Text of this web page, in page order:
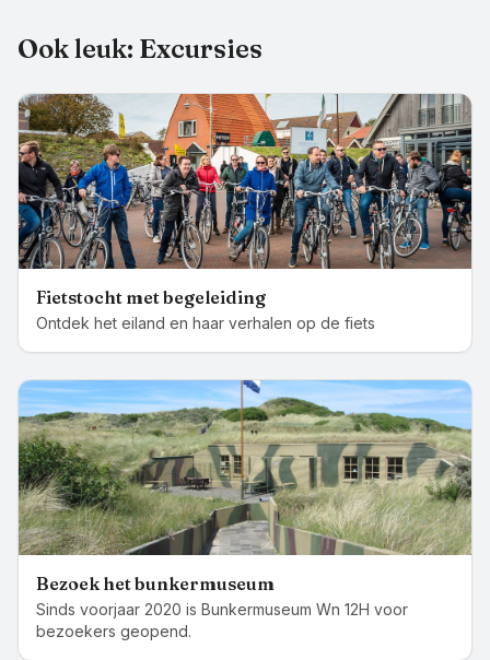
Ook leuk: Excursies
Fietstocht met begeleiding
Ontdek het eiland en haar verhalen op de fiets
Bezoek het bunkermuseum
Sinds voorjaar 2020 is Bunkermuseum Wn 12H voor
bezoekers geopend.